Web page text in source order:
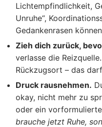
Lichtempfindlichkeit,
Unruhe“,
Gedankenrasen
Zieh dich zurück,
verlasse die
Rückzugsort – das
Druck rausnehmen.
okay, nicht mehr zu
oder ein
brauche jetzt Ruhe,